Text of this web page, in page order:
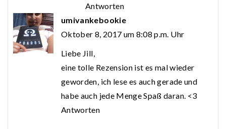
Antworten
umivankebookie
Oktober 8, 2017 um 8:08 p.m. Uhr
Liebe Jill,
eine tolle Rezension ist es mal wieder
geworden, ich lese es auch gerade und
habe auch jede Menge Spaß daran. <3
Antworten